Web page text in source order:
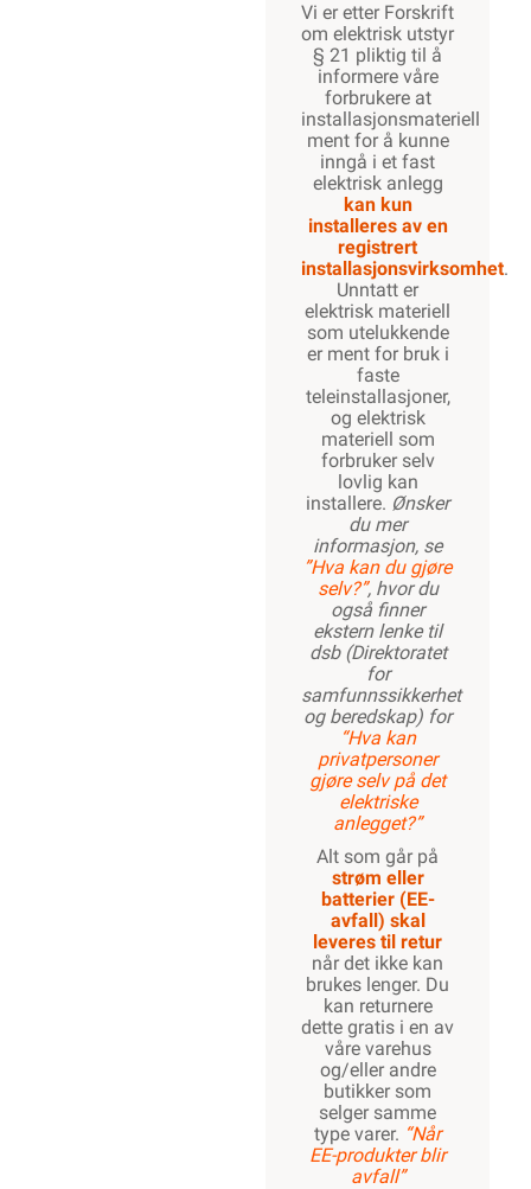
Vi er etter Forskrift
om elektrisk utstyr
§ 21 pliktig til å
informere våre
forbrukere at
installasjonsmateriell
ment for å kunne
inngå i et fast
elektrisk anlegg
kan kun
installeres av en
registrert
installasjonsvirksomhet.
Unntatt er
elektrisk materiell
som utelukkende
er ment for bruk i
faste
teleinstallasjoner,
og elektrisk
materiell som
forbruker selv
lovlig kan
installere. Ønsker
du mer
informasjon, se
”Hva kan du gjøre
selv?”, hvor du
også finner
ekstern lenke til
dsb (Direktoratet
for
samfunnssikkerhet
og beredskap) for
“Hva kan
privatpersoner
gjøre selv på det
elektriske
anlegget?”
Alt som går på
strøm eller
batterier (EE-
avfall) skal
leveres til retur
når det ikke kan
brukes lenger. Du
kan returnere
dette gratis i en av
våre varehus
og/eller andre
butikker som
selger samme
type varer. “Når
EE-produkter blir
avfall”